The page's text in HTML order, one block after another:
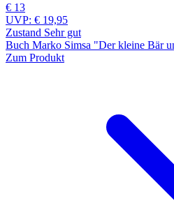
€ 13
UVP: € 19,95
Zustand Sehr gut
Buch Marko Simsa "Der kleine Bär
Zum Produkt